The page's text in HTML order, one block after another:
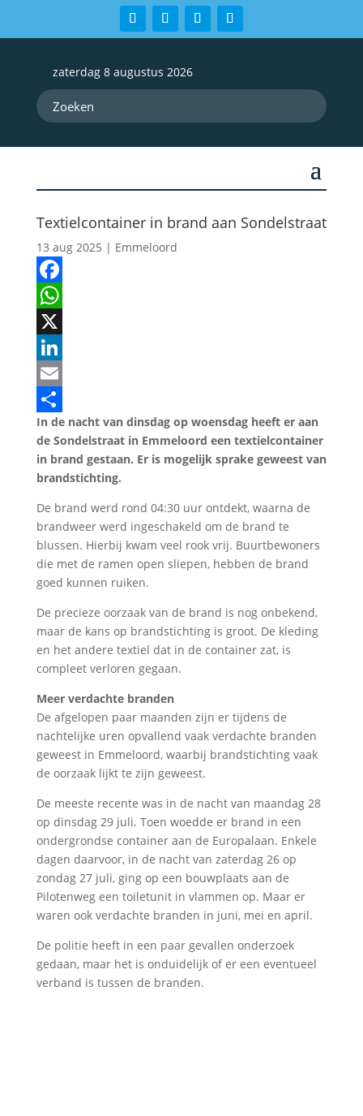
zaterdag 8 augustus 2026
Textielcontainer in brand aan Sondelstraat
13 aug 2025 | Emmeloord
Facebook
WhatsApp
X
LinkedIn
Email
Delen
In de nacht van dinsdag op woensdag heeft er aan
de Sondelstraat in Emmeloord een textielcontainer
in brand gestaan. Er is mogelijk sprake geweest van
brandstichting.
De brand werd rond 04:30 uur ontdekt, waarna de
brandweer werd ingeschakeld om de brand te
blussen. Hierbij kwam veel rook vrij. Buurtbewoners
die met de ramen open sliepen, hebben de brand
goed kunnen ruiken.
De precieze oorzaak van de brand is nog onbekend,
maar de kans op brandstichting is groot. De kleding
en het andere textiel dat in de container zat, is
compleet verloren gegaan.
Meer verdachte branden
De afgelopen paar maanden zijn er tijdens de
nachtelijke uren opvallend vaak verdachte branden
geweest in Emmeloord, waarbij brandstichting vaak
de oorzaak lijkt te zijn geweest.
De meeste recente was in de nacht van maandag 28
op dinsdag 29 juli. Toen woedde er brand in een
ondergrondse container aan de Europalaan. Enkele
dagen daarvoor, in de nacht van zaterdag 26 op
zondag 27 juli, ging op een bouwplaats aan de
Pilotenweg een toiletunit in vlammen op. Maar er
waren ook verdachte branden in juni, mei en april.
De politie heeft in een paar gevallen onderzoek
gedaan, maar het is onduidelijk of er een eventueel
verband is tussen de branden.